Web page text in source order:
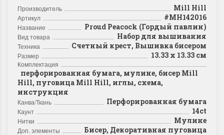
Производитель Mill Hill
Артикул #MH142016
Название Proud Peacock (Гордый павлин)
Вид товара Набор для вышивания
Техника Счетный крест, Вышивка бисером
Размер 13.33 x 13.33 см
Комплектация
перфорированная бумага, мулине, бисер Mill
Hill, пуговица Mill Hill, иглы, схема,
инструкция
Канва/Ткань Перфорированная бумага
Каунт 14ct
Нитки Мулине
Доп. элементы Бисер, Декоративная пуговица